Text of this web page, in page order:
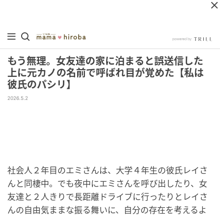
もう無理。女友達の家に泊まると誤送信した
上に元カノの名前で呼ばれ目が覚めた【私は
彼氏のパシリ】
2026.5.2
社会人２年目のエミさんは、大学４年生の彼氏レイさ
んと同棲中。でも夜中にエミさんを呼び出したり、女
友達と２人きりで長距離ドライブに行ったりとレイさ
んの自由気ままな振る舞いに、自分の存在を考えるよ